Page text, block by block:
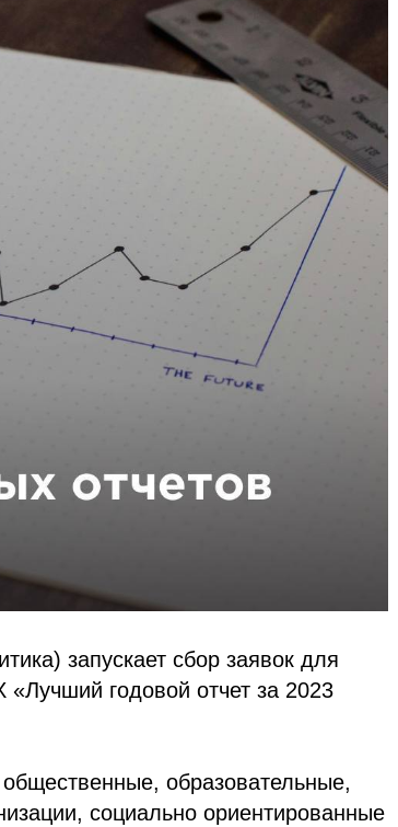
запускает сбор заявок для
«Лучший годовой отчет за 2023
общественные, образовательные,
социально ориентированные